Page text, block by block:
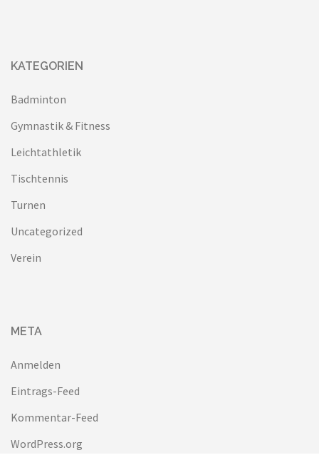
KATEGORIEN
Badminton
Gymnastik & Fitness
Leichtathletik
Tischtennis
Turnen
Uncategorized
Verein
META
Anmelden
Eintrags-Feed
Kommentar-Feed
WordPress.org